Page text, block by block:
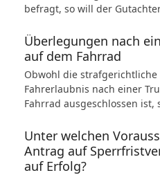
befragt, so will der
Überlegungen nach
auf dem Fahrrad
Obwohl die
Fahrerlaubnis nach einer
Fahrrad ausgeschlossen ist,
Unter welchen
Antrag auf
auf Erfolg?